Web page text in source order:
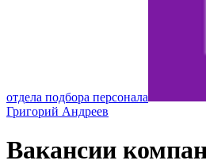
отдела подбора персонала
Григорий Андреев
Вакансии